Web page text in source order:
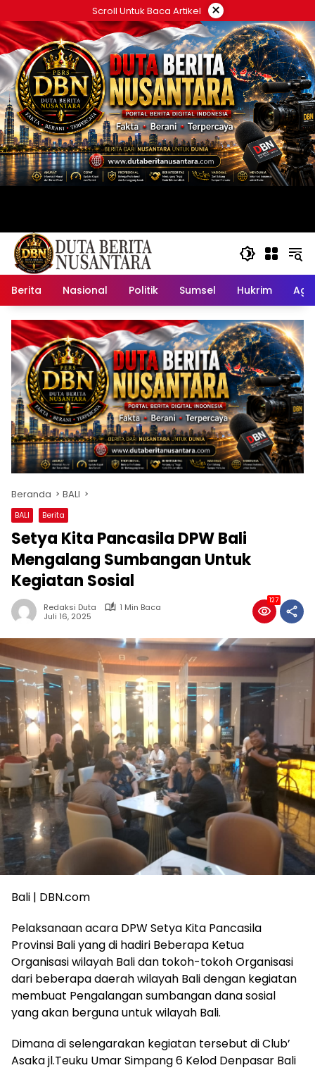
ke
konten
Scroll Untuk Baca Artikel ×
Berita Nasional Politik Sumsel Hukrim
Beranda BALI
BALI Berita
Setya Kita Pancasila DPW Bali
Mengalang Sumbangan Untuk
Kegiatan Sosial
Redaksi Duta
1 Min Baca
Juli 16, 2025
127
Bali | DBN.com
Pelaksanaan acara DPW Setya Kita Pancasila
Provinsi Bali yang di hadiri Beberapa Ketua
Organisasi wilayah Bali dan tokoh-tokoh Organisasi
dari beberapa daerah wilayah Bali dengan kegiatan
membuat Pengalangan sumbangan dana sosial
yang akan berguna untuk wilayah Bali.
Dimana di selengarakan kegiatan tersebut di Club’
Asaka jl.Teuku Umar Simpang 6 Kelod Denpasar Bali